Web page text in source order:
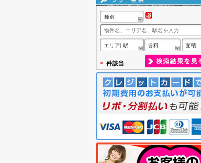
種別
エリア| 駅 賃料 面積
- 件該当